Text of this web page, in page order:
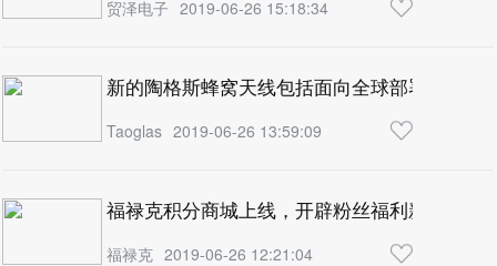
贸泽电子 2019-06-26 15:18:34
新的陶格斯蜂窝天线包括面向全球部署的最新
Taoglas 2019-06-26 13:59:09
福禄克积分商城上线，开辟粉丝福利新通道
福禄克 2019-06-26 12:21:04